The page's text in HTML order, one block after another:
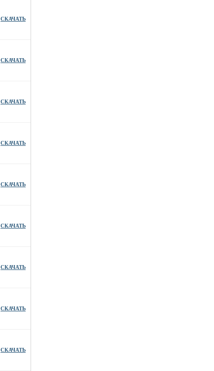
СКАЧАТЬ
СКАЧАТЬ
СКАЧАТЬ
СКАЧАТЬ
СКАЧАТЬ
СКАЧАТЬ
СКАЧАТЬ
СКАЧАТЬ
СКАЧАТЬ